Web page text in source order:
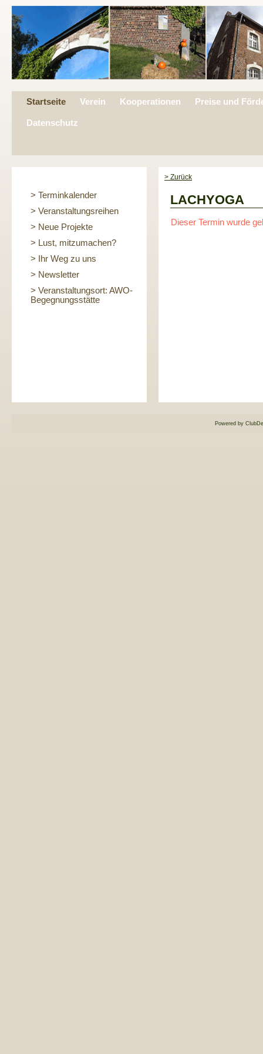
Startseite Verein Kooperationen Preise und
Datenschutz
> Terminkalender
> Veranstaltungsreihen
> Neue Projekte
> Lust, mitzumachen?
> Ihr Weg zu uns
> Newsletter
> Veranstaltungsort: AWO-
Begegnungsstätte
> Zurück
LACHYOGA
Dieser Termin wurde
Powered by